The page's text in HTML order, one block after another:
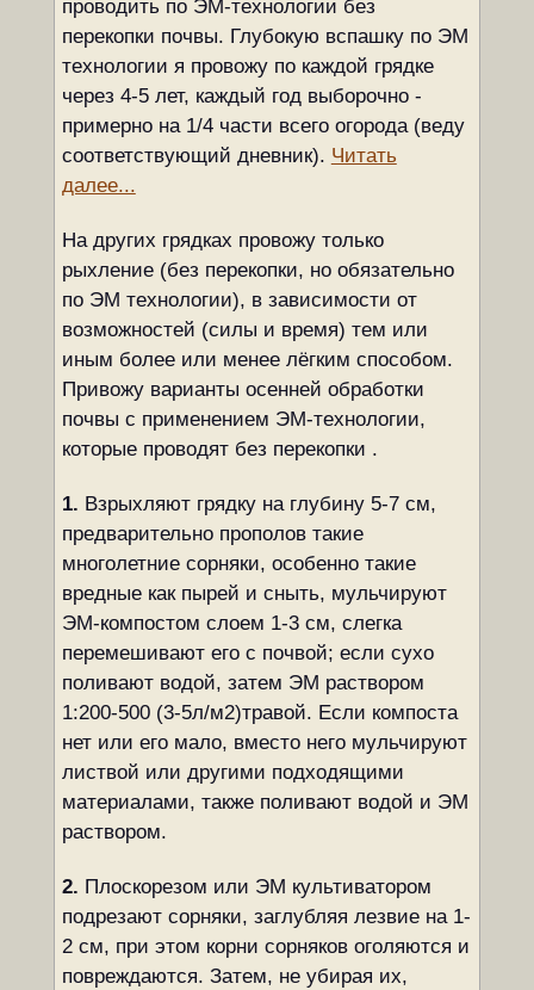
проводить по ЭМ-технологии без
перекопки почвы. Глубокую вспашку по ЭМ
технологии я провожу по каждой грядке
через 4-5 лет, каждый год выборочно -
примерно на 1/4 части всего огорода (веду
соответствующий дневник). Читать
далее...
На других грядках провожу только
рыхление (без перекопки, но обязательно
по ЭМ технологии), в зависимости от
возможностей (силы и время) тем или
иным более или менее лёгким способом.
Привожу варианты осенней обработки
почвы с применением ЭМ-технологии,
которые проводят без перекопки .
1. Взрыхляют грядку на глубину 5-7 см,
предварительно прополов такие
многолетние сорняки, особенно такие
вредные как пырей и сныть, мульчируют
ЭМ-компостом слоем 1-3 см, слегка
перемешивают его с почвой; если сухо
поливают водой, затем ЭМ раствором
1:200-500 (3-5л/м2)травой. Если компоста
нет или его мало, вместо него мульчируют
листвой или другими подходящими
материалами, также поливают водой и ЭМ
раствором.
2. Плоскорезом или ЭМ культиватором
подрезают сорняки, заглубляя лезвие на 1-
2 см, при этом корни сорняков оголяются и
повреждаются. Затем, не убирая их,